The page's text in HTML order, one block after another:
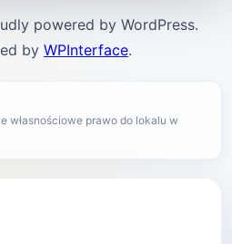
powered by WordPress.
by WPInterface.
własnościowe prawo do lokalu w